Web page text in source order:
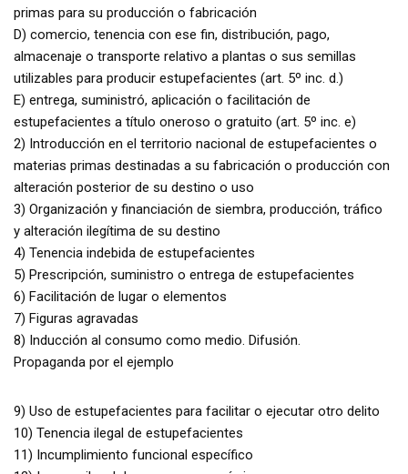
primas para su producción o fabricación
D) comercio, tenencia con ese fin, distribución, pago,
almacenaje o transporte relativo a plantas o sus semillas
utilizables para producir estupefacientes (art. 5º inc. d.)
E) entrega, suministró, aplicación o facilitación de
estupefacientes a título oneroso o gratuito (art. 5º inc. e)
2) Introducción en el territorio nacional de estupefacientes o
materias primas destinadas a su fabricación o producción con
alteración posterior de su destino o uso
3) Organización y financiación de siembra, producción, tráfico
y alteración ilegítima de su destino
4) Tenencia indebida de estupefacientes
5) Prescripción, suministro o entrega de estupefacientes
6) Facilitación de lugar o elementos
7) Figuras agravadas
8) Inducción al consumo como medio. Difusión.
Propaganda por el ejemplo
9) Uso de estupefacientes para facilitar o ejecutar otro delito
10) Tenencia ilegal de estupefacientes
11) Incumplimiento funcional específico